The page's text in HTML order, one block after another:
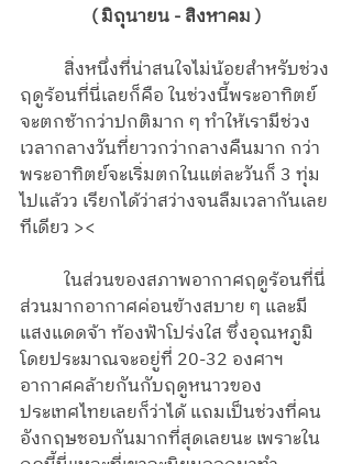
( มิถุนายน - สิงหาคม )
ฤดูร้อนที่นี่เลยก็คือ ในช่วงนี้พระอาทิตย์
จะตกช้ากว่าปกติมาก ๆ ทำให้เรามีช่วง
เวลากลางวันที่ยาวกว่ากลางคืนมาก กว่า
พระอาทิตย์จะเริ่มตกในแต่ละวันก็ 3 ทุ่ม
ไปแล้วว เรียกได้ว่าสว่างจนลืมเวลากันเลย
ทีเดียว ><
ส่วนมากอากาศค่อนข้างสบาย ๆ และมี
แสงแดดจ้า ท้องฟ้าโปร่งใส ซึ่งอุณหภูมิ
โดยประมาณจะอยู่ที่ 20-32 องศาฯ
อากาศคล้ายกันกับฤดูหนาวของ
ประเทศไทยเลยก็ว่าได้ แถมเป็นช่วงที่คน
อังกฤษชอบกันมากที่สุดเลยนะ เพราะใน